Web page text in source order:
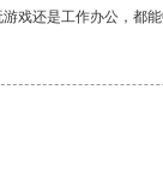
戏还是工作办公，都